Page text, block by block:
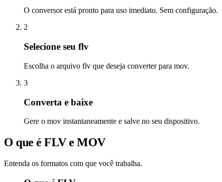
O conversor está pronto para uso imediato. Sem configuração.
2
Selecione seu flv
Escolha o arquivo flv que deseja converter para mov.
3
Converta e baixe
Gere o mov instantaneamente e salve no seu dispositivo.
O que é FLV e MOV
Entenda os formatos com que você trabalha.